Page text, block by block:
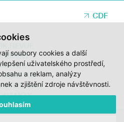
soubory cookies a další
uživatelského prostředí,
a reklam, analýzy
a zjištění zdroje návštěvnosti.
CDF
NÁS